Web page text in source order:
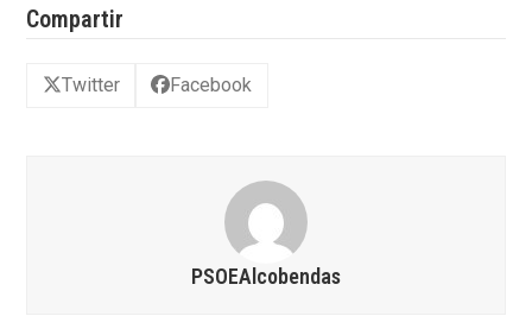
Compartir
Twitter Facebook
PSOEAlcobendas